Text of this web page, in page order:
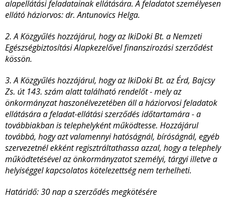
alapellátási feladatainak ellátására. A feladatot személyesen
ellátó háziorvos: dr. Antunovics Helga.
2. A Közgyűlés hozzájárul, hogy az IkiDoki Bt. a Nemzeti
Egészségbiztosítási Alapkezelővel finanszírozási szerződést
kössön.
3. A Közgyűlés hozzájárul, hogy az IkiDoki Bt. az Érd, Bajcsy
Zs. út 143. szám alatt található rendelőt - mely az
önkormányzat haszonélvezetében áll a háziorvosi feladatok
ellátására a feladat-ellátási szerződés időtartamára - a
továbbiakban is telephelyként működtesse. Hozzájárul
továbbá, hogy azt valamennyi hatóságnál, bíróságnál, egyéb
szervezetnél ekként regisztráltathassa azzal, hogy a telephely
működtetésével az önkormányzatot személyi, tárgyi illetve a
helyiséggel kapcsolatos kötelezettség nem terhelheti.
Határidő: 30 nap a szerződés megkötésére